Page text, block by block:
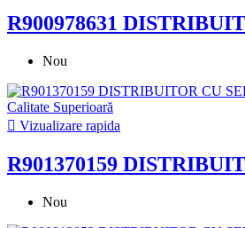
R900978631
Nou
 Vizualizare rapida
R901370159
Nou